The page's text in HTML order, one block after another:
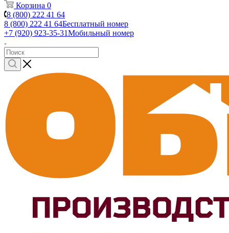
Корзина 0
8 (800) 222 41 64
8 (800) 222 41 64Бесплатный номер
+7 (920) 923-35-31Мобильный номер